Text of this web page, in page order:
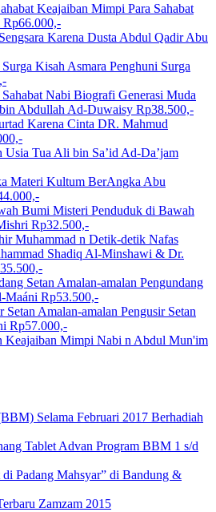
Keajaiban Mimpi Para Sahabat
Rp66.000,-
Sengsara Karena Dusta Abdul Qadir Abu
Kisah Asmara Penghuni Surga
Biografi Generasi Muda
Abdullah Ad-Duwaisy Rp38.500,-
Karena Cinta DR. Mahmud
Usia Tua Ali bin Sa’id Ad-Da’jam
Materi Kultum BerAngka Abu
Misteri Penduduk di Bawah
Rp32.500,-
Detik-detik Nafas
Shadiq Al-Minshawi & Dr.
Amalan-amalan Pengundang
Maáni Rp53.500,-
Amalan-amalan Pengusir Setan
Rp57.000,-
Keajaiban Mimpi Nabi n Abdul Mun'im
Selama Februari 2017 Berhadiah
Tablet Advan Program BBM 1 s/d
Padang Mahsyar” di Bandung &
Zamzam 2015